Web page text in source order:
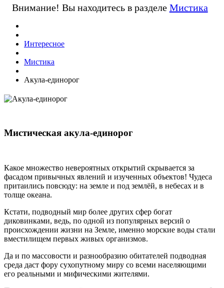
Внимание! Вы находитесь в разделе Мистика
Интересное
Мистика
Акула-единорог
Мистическая акула-единорог
Какое множество невероятных открытий скрывается за
фасадом привычных явлений и изученных объектов! Чудеса
притаились повсюду: на земле и под землёй, в небесах и в
толще океана.
Кстати, подводный мир более других сфер богат
диковинками, ведь, по одной из популярных версий о
происхождении жизни на Земле, именно морские воды стали
вместилищем первых живых организмов.
Да и по массовости и разнообразию обитателей подводная
среда даст фору сухопутному миру со всеми населяющими
его реальными и мифическими жителями.